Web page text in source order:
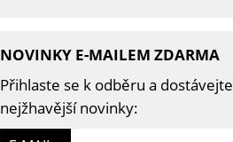
NOVINKY E-MAILEM ZDARMA
Přihlaste se k odběru a dostávejte
nejžhavější novinky: